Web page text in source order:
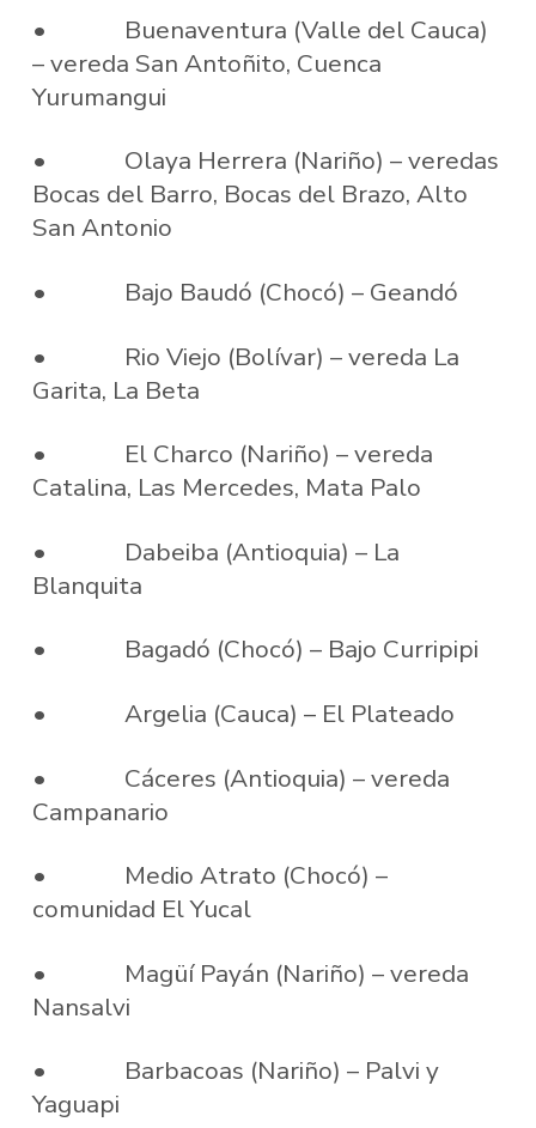
• Buenaventura (Valle del Cauca)
– vereda San Antoñito, Cuenca
Yurumangui
• Olaya Herrera (Nariño) – veredas
Bocas del Barro, Bocas del Brazo, Alto
San Antonio
• Bajo Baudó (Chocó) – Geandó
• Rio Viejo (Bolívar) – vereda La
Garita, La Beta
• El Charco (Nariño) – vereda
Catalina, Las Mercedes, Mata Palo
• Dabeiba (Antioquia) – La
Blanquita
• Bagadó (Chocó) – Bajo Curripipi
• Argelia (Cauca) – El Plateado
• Cáceres (Antioquia) – vereda
Campanario
• Medio Atrato (Chocó) –
comunidad El Yucal
• Magüí Payán (Nariño) – vereda
Nansalvi
• Barbacoas (Nariño) – Palvi y
Yaguapi